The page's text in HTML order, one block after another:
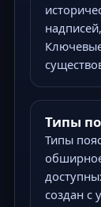
Типы
Типы
создан с